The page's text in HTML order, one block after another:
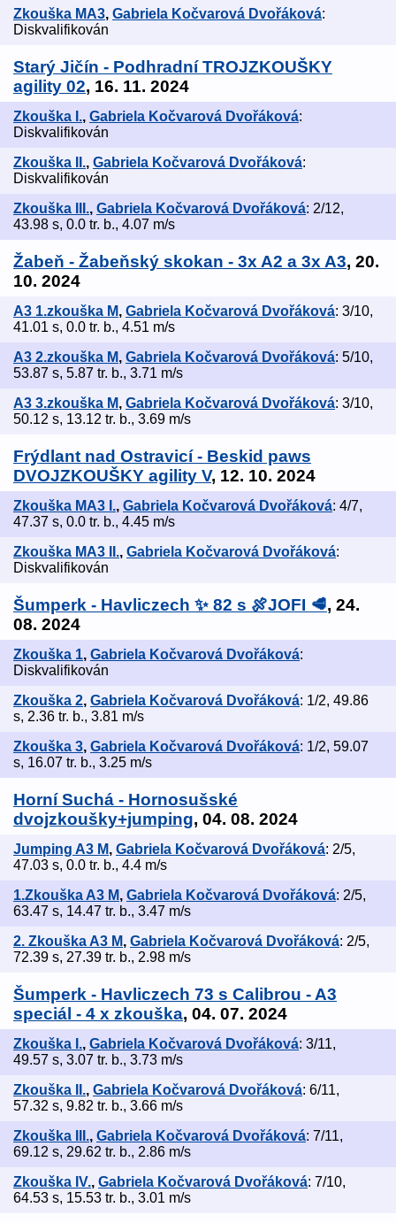
Zkouška MA3, Gabriela Kočvarová Dvořáková:
Diskvalifikován
Starý Jičín - Podhradní TROJZKOUŠKY
agility 02, 16. 11. 2024
Zkouška I., Gabriela Kočvarová Dvořáková:
Diskvalifikován
Zkouška II., Gabriela Kočvarová Dvořáková:
Diskvalifikován
Zkouška III., Gabriela Kočvarová Dvořáková: 2/12,
43.98 s, 0.0 tr. b., 4.07 m/s
Žabeň - Žabeňský skokan - 3x A2 a 3x A3, 20.
10. 2024
A3 1.zkouška M, Gabriela Kočvarová Dvořáková: 3/10,
41.01 s, 0.0 tr. b., 4.51 m/s
A3 2.zkouška M, Gabriela Kočvarová Dvořáková: 5/10,
53.87 s, 5.87 tr. b., 3.71 m/s
A3 3.zkouška M, Gabriela Kočvarová Dvořáková: 3/10,
50.12 s, 13.12 tr. b., 3.69 m/s
Frýdlant nad Ostravicí - Beskid paws
DVOJZKOUŠKY agility V, 12. 10. 2024
Zkouška MA3 I., Gabriela Kočvarová Dvořáková: 4/7,
47.37 s, 0.0 tr. b., 4.45 m/s
Zkouška MA3 II., Gabriela Kočvarová Dvořáková:
Diskvalifikován
Šumperk - Havliczech ✨ 82 s 🍖JOFI 🥩, 24.
08. 2024
Zkouška 1, Gabriela Kočvarová Dvořáková:
Diskvalifikován
Zkouška 2, Gabriela Kočvarová Dvořáková: 1/2, 49.86
s, 2.36 tr. b., 3.81 m/s
Zkouška 3, Gabriela Kočvarová Dvořáková: 1/2, 59.07
s, 16.07 tr. b., 3.25 m/s
Horní Suchá - Hornosušské
dvojzkoušky+jumping, 04. 08. 2024
Jumping A3 M, Gabriela Kočvarová Dvořáková: 2/5,
47.03 s, 0.0 tr. b., 4.4 m/s
1.Zkouška A3 M, Gabriela Kočvarová Dvořáková: 2/5,
63.47 s, 14.47 tr. b., 3.47 m/s
2. Zkouška A3 M, Gabriela Kočvarová Dvořáková: 2/5,
72.39 s, 27.39 tr. b., 2.98 m/s
Šumperk - Havliczech 73 s Calibrou - A3
speciál - 4 x zkouška, 04. 07. 2024
Zkouška I., Gabriela Kočvarová Dvořáková: 3/11,
49.57 s, 3.07 tr. b., 3.73 m/s
Zkouška II., Gabriela Kočvarová Dvořáková: 6/11,
57.32 s, 9.82 tr. b., 3.66 m/s
Zkouška III., Gabriela Kočvarová Dvořáková: 7/11,
69.12 s, 29.62 tr. b., 2.86 m/s
Zkouška IV., Gabriela Kočvarová Dvořáková: 7/10,
64.53 s, 15.53 tr. b., 3.01 m/s